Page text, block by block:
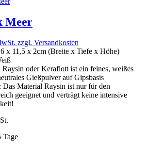
Meer
zzgl. Versandkosten
x 11,5 x 2cm (Breite x Tiefe x Höhe)
Raysin oder Keraflott ist ein feines, weißes
Gießpulver auf Gipsbasis
: Das Material Raysin ist nur für den
geeignet und verträgt keine intensive
Tage